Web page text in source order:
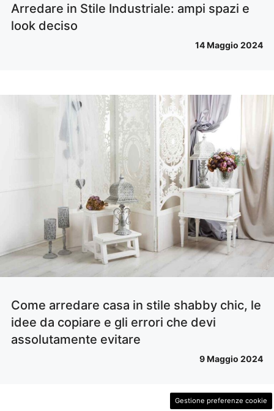
Arredare in Stile Industriale: ampi spazi e
look deciso
14 Maggio 2024
Come arredare casa in stile shabby chic, le
idee da copiare e gli errori che devi
assolutamente evitare
9 Maggio 2024
Gestione preferenze cookie